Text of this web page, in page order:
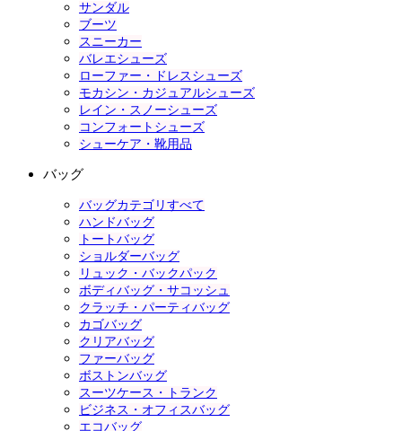
サンダル
ブーツ
スニーカー
バレエシューズ
ローファー・ドレスシューズ
モカシン・カジュアルシューズ
レイン・スノーシューズ
コンフォートシューズ
シューケア・靴用品
バッグ
バッグカテゴリすべて
ハンドバッグ
トートバッグ
ショルダーバッグ
リュック・バックパック
ボディバッグ・サコッシュ
クラッチ・パーティバッグ
カゴバッグ
クリアバッグ
ファーバッグ
ボストンバッグ
スーツケース・トランク
ビジネス・オフィスバッグ
エコバッグ